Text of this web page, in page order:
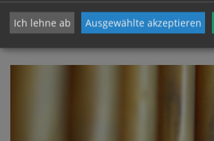
mehr
Ich lehne ab Ausgewählte akzeptieren